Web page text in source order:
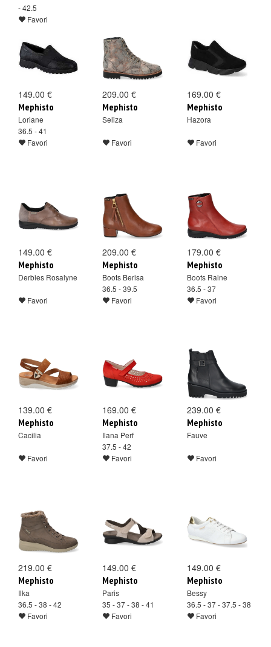
- 42.5
Favori
149.00 €
Mephisto
Loriane
36.5 - 41
Favori
209.00 €
Mephisto
Seliza
Favori
169.00 €
Mephisto
Hazora
Favori
149.00 €
Mephisto
Derbies Rosalyne
Favori
209.00 €
Mephisto
Boots Berisa
36.5 - 39.5
Favori
179.00 €
Mephisto
Boots Raine
36.5 - 37
Favori
139.00 €
Mephisto
Cacilia
Favori
169.00 €
Mephisto
Ilana Perf
37.5 - 42
Favori
239.00 €
Mephisto
Fauve
Favori
219.00 €
Mephisto
Ilka
36.5 - 38 - 42
Favori
149.00 €
Mephisto
Paris
35 - 37 - 38 - 41
Favori
149.00 €
Mephisto
Bessy
36.5 - 37 - 37.5 - 38
Favori